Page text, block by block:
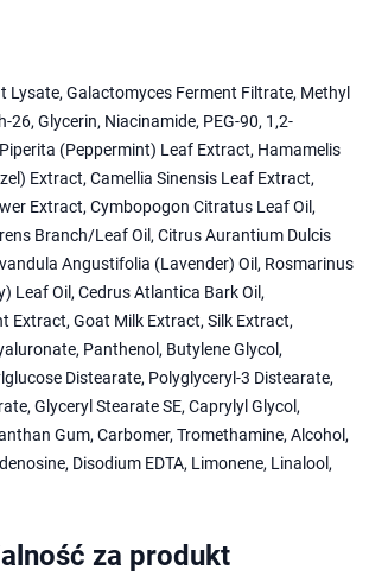
Lysate, Galactomyces Ferment Filtrate, Methyl
26, Glycerin, Niacinamide, PEG-90, 1,2-
(Peppermint) Leaf Extract, Hamamelis
Extract, Camellia Sinensis Leaf Extract,
Extract, Cymbopogon Citratus Leaf Oil,
Branch/Leaf Oil, Citrus Aurantium Dulcis
Angustifolia (Lavender) Oil, Rosmarinus
Leaf Oil, Cedrus Atlantica Bark Oil,
Extract, Goat Milk Extract, Silk Extract,
Panthenol, Butylene Glycol,
Distearate, Polyglyceryl-3 Distearate,
Glyceryl Stearate SE, Caprylyl Glycol,
Gum, Carbomer, Tromethamine, Alcohol,
Disodium EDTA, Limonene, Linalool,
za produkt